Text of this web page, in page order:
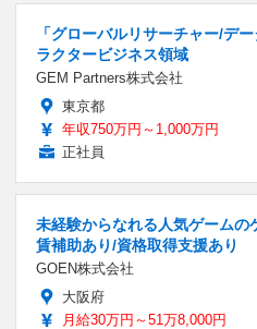
「グローバルリサーチャー/デ
ラクタービジネス領域
GEM Partners株式会社
東京都
年収750万円～1,000万円
正社員
未経験からなれる人気ゲームの
賃補助あり/資格取得支援あり
GOEN株式会社
大阪府
月給30万円～51万8,000円